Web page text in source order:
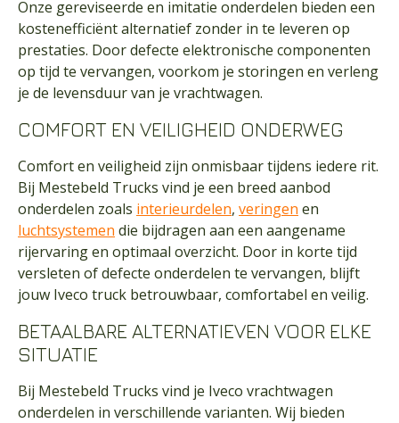
Onze gereviseerde en imitatie onderdelen bieden een
kostenefficiënt alternatief zonder in te leveren op
prestaties. Door defecte elektronische componenten
op tijd te vervangen, voorkom je storingen en verleng
je de levensduur van je vrachtwagen.
COMFORT EN VEILIGHEID ONDERWEG
Comfort en veiligheid zijn onmisbaar tijdens iedere rit.
Bij Mestebeld Trucks vind je een breed aanbod
onderdelen zoals interieurdelen, veringen en
luchtsystemen die bijdragen aan een aangename
rijervaring en optimaal overzicht. Door in korte tijd
versleten of defecte onderdelen te vervangen, blijft
jouw Iveco truck betrouwbaar, comfortabel en veilig.
BETAALBARE ALTERNATIEVEN VOOR ELKE
SITUATIE
Bij Mestebeld Trucks vind je Iveco vrachtwagen
onderdelen in verschillende varianten. Wij bieden